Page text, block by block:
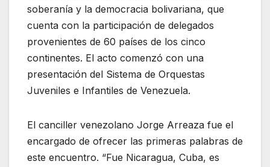
soberanía y la democracia bolivariana, que
cuenta con la participación de delegados
provenientes de 60 países de los cinco
continentes. El acto comenzó con una
presentación del Sistema de Orquestas
Juveniles e Infantiles de Venezuela.
El canciller venezolano Jorge Arreaza fue el
encargado de ofrecer las primeras palabras de
este encuentro. “Fue Nicaragua, Cuba, es